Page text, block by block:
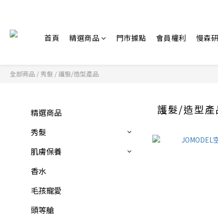
首頁 精選商品 門市據點 會員權利 慢森
全部商品 /秀髮 /護髮/造型產品
精選商品
秀髮
肌膚保養
香水
毛孩寵愛
頭等艙
護髮/造型產